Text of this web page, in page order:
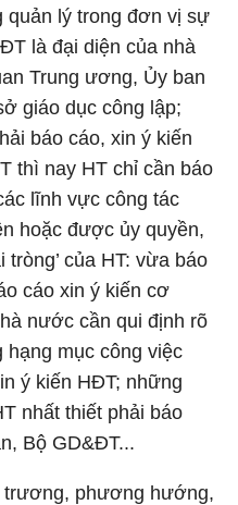
quản lý trong đơn vị sự
là đại diện của nhà
Trung ương, Ủy ban
giáo dục công lập;
báo cáo, xin ý kiến
thì nay HT chỉ cần báo
lĩnh vực công tác
hoặc được ủy quyền,
tròng’ của HT: vừa báo
cáo xin ý kiến cơ
nước cần qui định rõ
hạng mục công việc
ý kiến HĐT; những
nhất thiết phải báo
Bộ GD&ĐT...
trương, phương hướng,